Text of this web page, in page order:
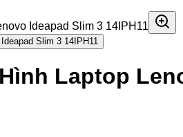
Laptop